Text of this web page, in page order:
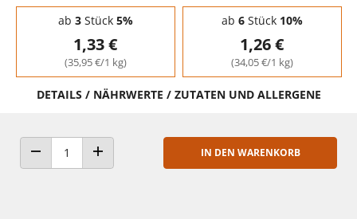
Staffelpreise - Mengenrabatt
ab 3Stück 5%
1,33 €
(35,95 €/1 kg)
ab 6Stück 10%
1,26 €
(34,05 €/1 kg)
DETAILS / NÄHRWERTE / ZUTATEN UND ALLERGENE
ANZAHL VERRINGERNANZAHL ERHÖHEN
IN DEN WARENKORB